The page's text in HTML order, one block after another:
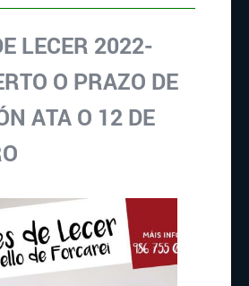
LECER 2022-
O PRAZO DE
ATA O 12 DE